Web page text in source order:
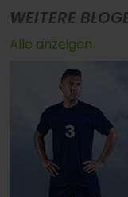
WEITERE
Alle anzeigen